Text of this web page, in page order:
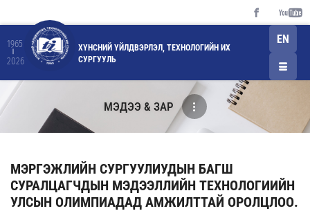
1965
2026
ХҮНСНИЙ ҮЙЛДВЭРЛЭЛ, ТЕХНОЛОГИЙН ИХ
СУРГУУЛЬ
EN
МЭДЭЭ & ЗАР
МЭРГЭЖЛИЙН СУРГУУЛИУДЫН БАГШ
СУРАЛЦАГЧДЫН МЭДЭЭЛЛИЙН ТЕХНОЛОГИИЙН
УЛСЫН ОЛИМПИАДАД АМЖИЛТТАЙ ОРОЛЦЛОО.